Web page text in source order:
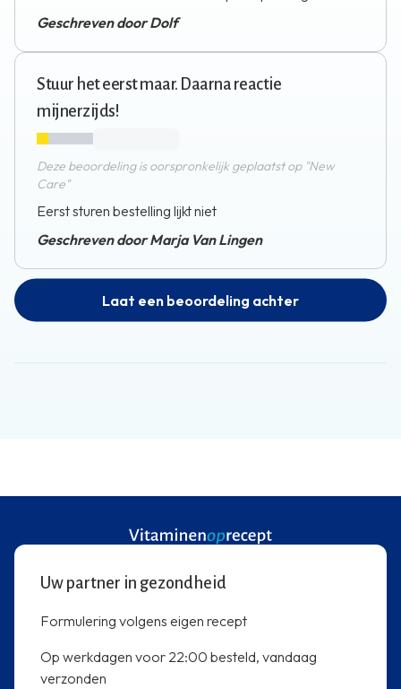
Geschreven door Dolf
Stuur het eerst maar. Daarna reactie
mijnerzijds!
Deze beoordeling is oorspronkelijk geplaatst op "New
Care"
Eerst sturen bestelling lijkt niet
Geschreven door Marja Van Lingen
Laat een beoordeling achter
Uw partner in gezondheid
Formulering volgens eigen recept
Op werkdagen voor 22:00 besteld, vandaag
verzonden